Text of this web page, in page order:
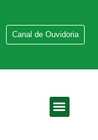
Canal de Ouvidoria